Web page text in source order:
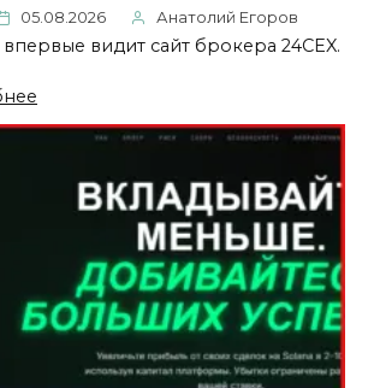
05.08.2026 Анатолий Егоров
видит сайт брокера 24CEX.